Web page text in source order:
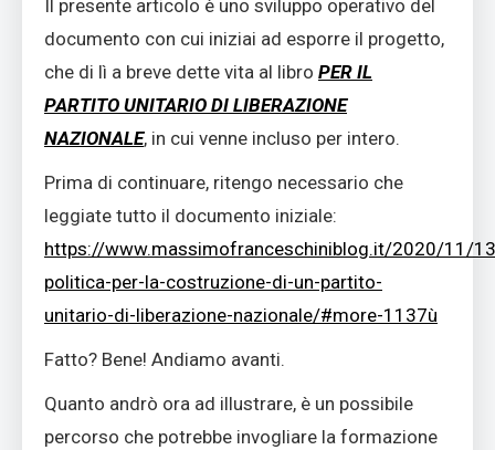
Il presente articolo è uno sviluppo operativo del
documento con cui iniziai ad esporre il progetto,
che di lì a breve dette vita al libro PER IL
PARTITO UNITARIO DI LIBERAZIONE
NAZIONALE, in cui venne incluso per intero.
Prima di continuare, ritengo necessario che
leggiate tutto il documento iniziale:
https://www.massimofranceschiniblog.it/2020/11/
politica-per-la-costruzione-di-un-partito-
unitario-di-liberazione-nazionale/#more-1137ù
Fatto? Bene! Andiamo avanti.
Quanto andrò ora ad illustrare, è un possibile
percorso che potrebbe invogliare la formazione